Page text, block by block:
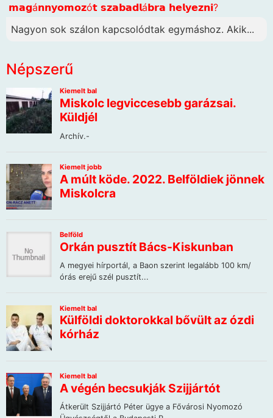
𝗺𝗮𝗴á𝗻𝗻𝘆𝗼𝗺𝗼𝘇ó𝘁 𝘀𝘇𝗮𝗯𝗮𝗱𝗹á𝗯𝗿𝗮 𝗵𝗲𝗹𝘆𝗲𝘇𝗻𝗶?
Nagyon sok szálon kapcsolódtak egymáshoz. Akik...
Népszerű